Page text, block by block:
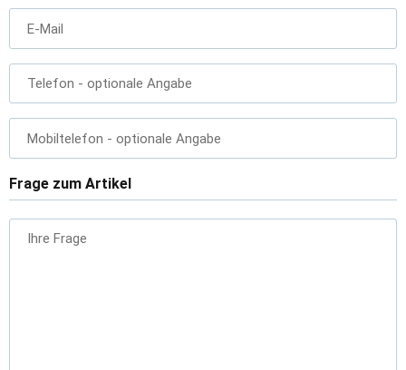
E-Mail
Telefon - optionale Angabe
Mobiltelefon - optionale Angabe
Frage zum Artikel
Ihre Frage